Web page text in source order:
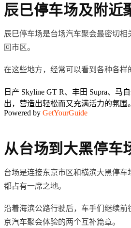
辰巳停车场及附近
辰巳停车场是台场汽车聚会最密切
回市区。
在这些地方，经常可以看到各种各样
日产 Skyline GT R、丰田 Supra、
出，营造出轻松而又充满活力的氛围。
Powered by GetYourGuide
从台场到大黑停车
台场是连接东京市区和横滨大黑停
都占有一席之地。
沿着海滨公路行驶后，车手们继续
京汽车聚会体验的两个互补篇章。